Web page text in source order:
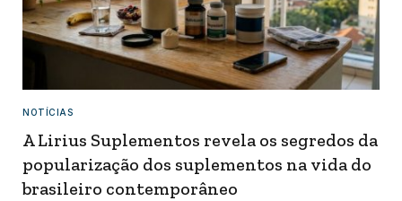
NOTÍCIAS
A Lirius Suplementos revela os segredos da
popularização dos suplementos na vida do
brasileiro contemporâneo